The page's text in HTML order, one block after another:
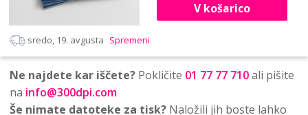
V košarico
sredo, 19. avgusta Spremeni
Ne najdete kar iščete? Pokličite 01 77 77 710ali pišite
na info@300dpi.com
Še nimate datoteke za tisk? Naložili jih boste lahko